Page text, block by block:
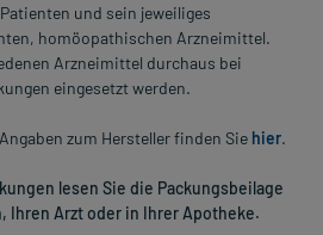
und sein jeweiliges
homöopathischen Arzneimittel.
Arzneimittel durchaus bei
eingesetzt werden.
zum Hersteller finden Sie hier.
lesen Sie die Packungsbeilage
Ihren Arzt oder in Ihrer Apotheke.